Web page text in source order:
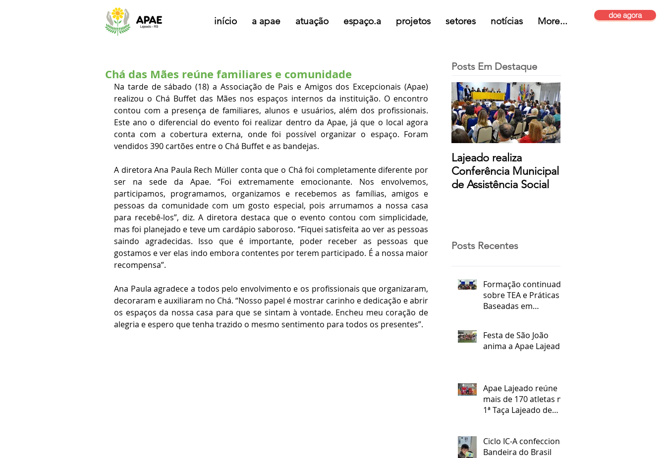
doe agora
início a apae atuação espaço.a projetos setores notícias More...
Chá das Mães reúne familiares e comunidade
Na tarde de sábado (18) a Associação de Pais e Amigos dos Excepcionais (Apae)
realizou o Chá Buffet das Mães nos espaços internos da instituição. O encontro
contou com a presença de familiares, alunos e usuários, além dos profissionais.
Este ano o diferencial do evento foi realizar dentro da Apae, já que o local agora
conta com a cobertura externa, onde foi possível organizar o espaço. Foram
vendidos 390 cartões entre o Chá Buffet e as bandejas.
A diretora Ana Paula Rech Müller conta que o Chá foi completamente diferente por
ser na sede da Apae. “Foi extremamente emocionante. Nos envolvemos,
participamos, programamos, organizamos e recebemos as famílias, amigos e
pessoas da comunidade com um gosto especial, pois arrumamos a nossa casa
para recebê-los”, diz. A diretora destaca que o evento contou com simplicidade,
mas foi planejado e teve um cardápio saboroso. “Fiquei satisfeita ao ver as pessoas
saindo agradecidas. Isso que é importante, poder receber as pessoas que
gostamos e ver elas indo embora contentes por terem participado. É a nossa maior
recompensa”.
Ana Paula agradece a todos pelo envolvimento e os profissionais que organizaram,
decoraram e auxiliaram no Chá. “Nosso papel é mostrar carinho e dedicação e abrir
os espaços da nossa casa para que se sintam à vontade. Encheu meu coração de
alegria e espero que tenha trazido o mesmo sentimento para todos os presentes”.
Posts Em Destaque
Lajeado realiza
Conferência Municipal
de Assistência Social
Posts Recentes
Formação continuada
sobre TEA e Práticas
Baseadas em
Festa de São João
anima a Apae Lajeado
Apae Lajeado reúne
mais de 170 atletas na
1ª Taça Lajeado de
Ciclo IC-A confecciona
Bandeira do Brasil